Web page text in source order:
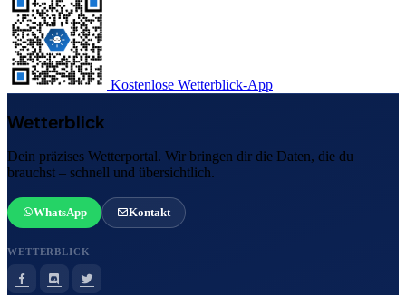
Kostenlose Wetterblick-App
Wetterblick
Dein präzises Wetterportal. Wir bringen dir die Daten, die du
brauchst – schnell und übersichtlich.
WhatsApp Kontakt
WETTERBLICK